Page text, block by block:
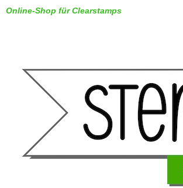
Online-Shop für Clearstamps